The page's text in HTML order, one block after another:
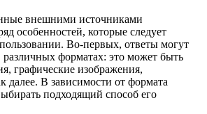
внешними источниками
особенностей, которые следует
Во-первых, ответы могут
различных форматах: это может быть
графические изображения,
далее. В зависимости от формата
подходящий способ его